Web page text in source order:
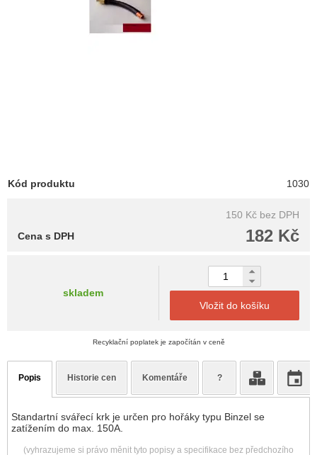
Kód produktu 1030
150 Kč bez DPH
182 Kč
Cena s DPH
skladem
Vložit do košíku
Recyklační poplatek je započítán v ceně
Popis Historie cen Komentáře ?
Standartní svářecí krk je určen pro hořáky typu Binzel se
zatížením do max. 150A.
(vyhrazujeme si právo měnit tyto popisy a specifikace bez předchozího